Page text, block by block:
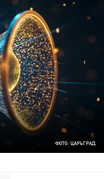
ФОТО: ЦАРЬГРАД